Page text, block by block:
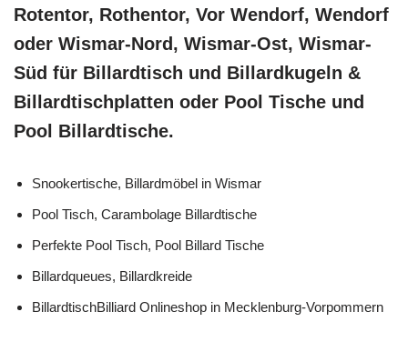
Rotentor, Rothentor, Vor Wendorf, Wendorf
oder Wismar-Nord, Wismar-Ost, Wismar-
Süd für Billardtisch und Billardkugeln &
Billardtischplatten oder Pool Tische und
Pool Billardtische.
Snookertische, Billardmöbel in Wismar
Pool Tisch, Carambolage Billardtische
Perfekte Pool Tisch, Pool Billard Tische
Billardqueues, Billardkreide
BillardtischBilliard Onlineshop in Mecklenburg-Vorpommern